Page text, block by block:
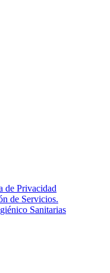
de Privacidad
de Servicios.
Sanitarias